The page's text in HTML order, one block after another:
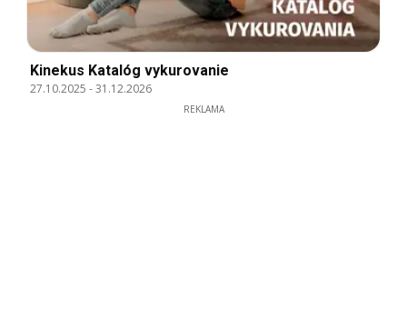
Kinekus Katalóg vykurovanie
27.10.2025 -31.12.2026
REKLAMA